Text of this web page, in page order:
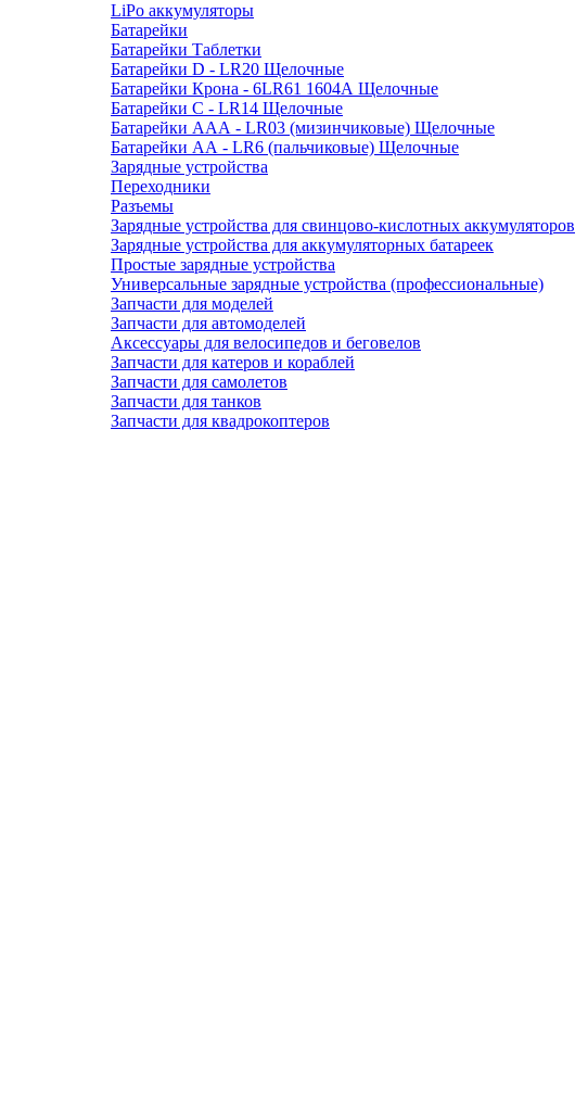
LiPo аккумуляторы
Батарейки
Батарейки Таблетки
Батарейки D - LR20 Щелочные
Батарейки Крона - 6LR61 1604A Щелочные
Батарейки C - LR14 Щелочные
Батарейки AAA - LR03 (мизинчиковые) Щелочные
Батарейки AA - LR6 (пальчиковые) Щелочные
Зарядные устройства
Переходники
Разъемы
Зарядные устройства для свинцово-кислотных аккумуляторов
Зарядные устройства для аккумуляторных батареек
Простые зарядные устройства
Универсальные зарядные устройства (профессиональные)
Запчасти для моделей
Запчасти для автомоделей
Аксессуары для велосипедов и беговелов
Запчасти для катеров и кораблей
Запчасти для самолетов
Запчасти для танков
Запчасти для квадрокоптеров